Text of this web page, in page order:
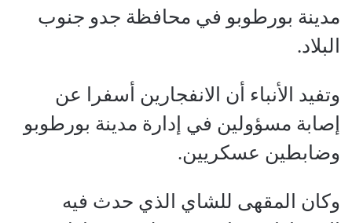
مدينة بورطوبو في محافظة جدو جنوب
البلاد.
وتفيد الأنباء أن الانفجارين أسفرا عن
إصابة مسؤولين في إدارة مدينة بورطوبو
وضابطين عسكريين.
وكان المقهى للشاي الذي حدث فيه